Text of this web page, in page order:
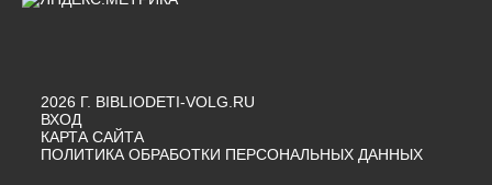
2026 Г. BIBLIODETI-VOLG.RU
ВХОД
КАРТА САЙТА
ПОЛИТИКА ОБРАБОТКИ ПЕРСОНАЛЬНЫХ ДАННЫХ